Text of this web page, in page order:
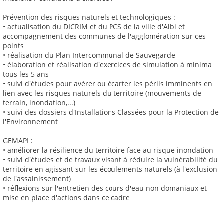
Prévention des risques naturels et technologiques :
• actualisation du DICRIM et du PCS de la ville d'Albi et
accompagnement des communes de l'agglomération sur ces
points
• réalisation du Plan Intercommunal de Sauvegarde
• élaboration et réalisation d'exercices de simulation à minima
tous les 5 ans
• suivi d'études pour avérer ou écarter les périls imminents en
lien avec les risques naturels du territoire (mouvements de
terrain, inondation,...)
• suivi des dossiers d'Installations Classées pour la Protection de
l'Environnement
GEMAPI :
• améliorer la résilience du territoire face au risque inondation
• suivi d'études et de travaux visant à réduire la vulnérabilité du
territoire en agissant sur les écoulements naturels (à l'exclusion
de l'assainissement)
• réflexions sur l'entretien des cours d'eau non domaniaux et
mise en place d'actions dans ce cadre